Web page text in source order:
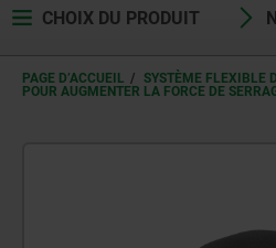
CHOIX DU PRODUIT
PAGE D’ACCUEIL SYSTÈME FLEXIBLE
POUR AUGMENTER LA FORCE DE